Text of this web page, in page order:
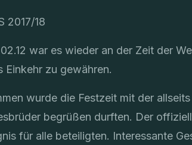
2017/18
war es wieder an der Zeit der
Einkehr zu gewähren.
wurde die Festzeit mit der
begrüßen durften. Der
für alle beteiligten. Interessante